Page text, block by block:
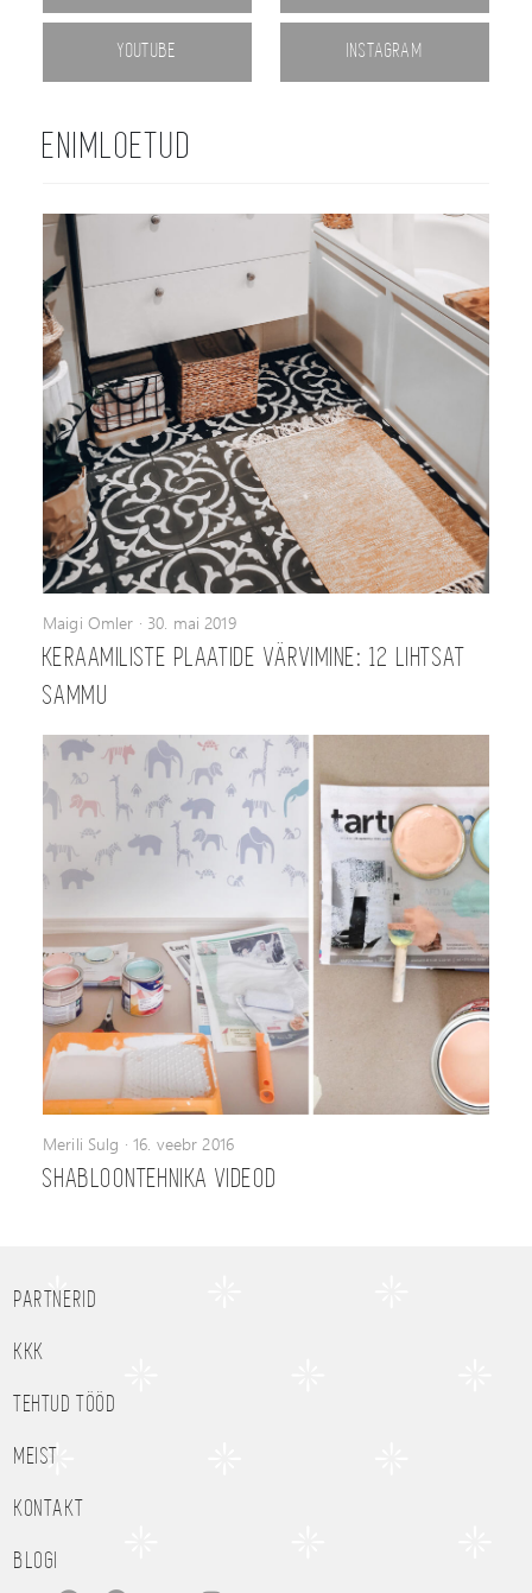
YOUTUBE INSTAGRAM
ENIMLOETUD
Maigi Omler · 30. mai 2019
KERAAMILISTE PLAATIDE VÄRVIMINE: 12 LIHTSAT
SAMMU
Merili Sulg · 16. veebr 2016
SHABLOONTEHNIKA VIDEOD
PARTNERID
KKK
TEHTUD TÖÖD
MEIST
KONTAKT
BLOGI